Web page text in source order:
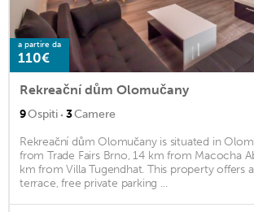
a partire da
110€
Rekreační dům Olomučany
9Ospiti · 3Camere
Rekreační dům Olomučany is situated in
from Trade Fairs Brno, 14 km from Macocha
km from Villa Tugendhat. This property offers
terrace, free private parking ...